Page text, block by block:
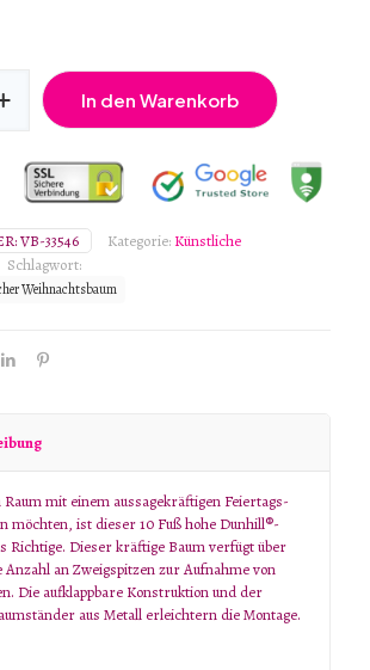
In den Warenkorb
VB-33546 Kategorie: Künstliche
Schlagwort:
Weihnachtsbaum
Raum mit einem aussagekräftigen Feiertags-
möchten, ist dieser 10 Fuß hohe Dunhill®-
Richtige. Dieser kräftige Baum verfügt über
Anzahl an Zweigspitzen zur Aufnahme von
Die aufklappbare Konstruktion und der
aus Metall erleichtern die Montage.